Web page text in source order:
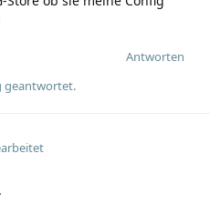
Antworten
geantwortet.